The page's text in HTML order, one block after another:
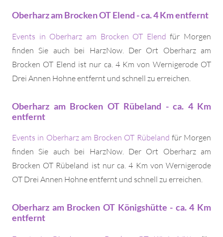
Oberharz am Brocken OT Elend - ca. 4 Km entfernt
Events in Oberharz am Brocken OT Elend für Morgen
finden Sie auch bei HarzNow. Der Ort Oberharz am
Brocken OT Elend ist nur ca. 4 Km von Wernigerode OT
Drei Annen Hohne entfernt und schnell zu erreichen.
Oberharz am Brocken OT Rübeland - ca. 4 Km
entfernt
Events in Oberharz am Brocken OT Rübeland für Morgen
finden Sie auch bei HarzNow. Der Ort Oberharz am
Brocken OT Rübeland ist nur ca. 4 Km von Wernigerode
OT Drei Annen Hohne entfernt und schnell zu erreichen.
Oberharz am Brocken OT Königshütte - ca. 4 Km
entfernt